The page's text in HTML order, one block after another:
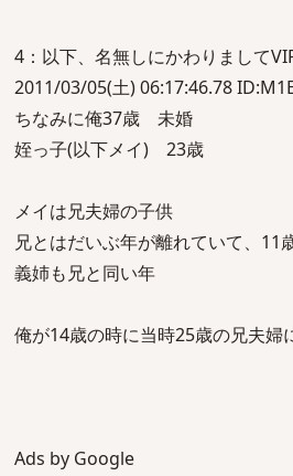
4：以下、名無しにかわりまして
2011/03/05(土) 06:17:46.78
ちなみに俺37歳 未婚
姪っ子(以下メイ) 23歳
メイは兄夫婦の子供
兄とはだいぶ年が離れていて、11
義姉も兄と同い年
俺が14歳の時に当時25歳の兄夫婦
Ads by Google